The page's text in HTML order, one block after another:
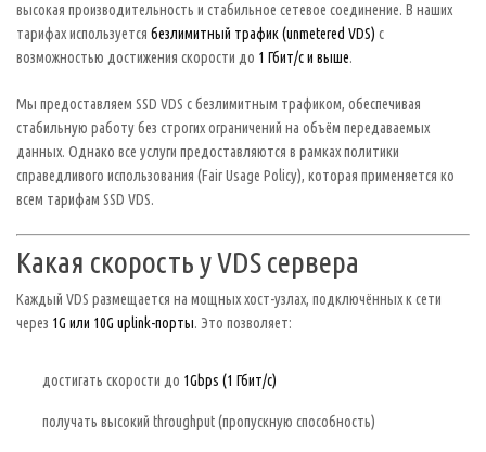
высокая производительность и стабильное сетевое соединение. В наших
тарифах используется безлимитный трафик (unmetered VDS) с
возможностью достижения скорости до 1 Гбит/с и выше.
Мы предоставляем SSD VDS с безлимитным трафиком, обеспечивая
стабильную работу без строгих ограничений на объём передаваемых
данных. Однако все услуги предоставляются в рамках политики
справедливого использования (Fair Usage Policy), которая применяется ко
всем тарифам SSD VDS.
Какая скорость у VDS сервера
Каждый VDS размещается на мощных хост-узлах, подключённых к сети
через 1G или 10G uplink-порты. Это позволяет:
достигать скорости до 1Gbps (1 Гбит/с)
получать высокий throughput (пропускную способность)